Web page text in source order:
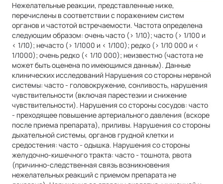
Нежелательные реакции, представленные ниже,
перечислены в соответствии с поражением систем
органов и частотой встречаемости. Частота определена
следующим образом: очень часто (> 1/10); часто (> 1/100 и
< 1/10); нечасто (> 1/1000 и < 1/100); редко (> 1/10 000 и <
1/1000); очень редко (< 1/10 000); неизвестно (частота не
может быть оценена по имеющимся данным). Данные
клинических исследований Нарушения со стороны нервной
системы: часто - головокружение, сонливость, нарушения
чувствительности (включая парестезии и снижение
чувствительности). Нарушения со стороны сосудов: часто
- преходящее повышение артериального давления (вскоре
после приема препарата), приливы. Нарушения со стороны
дыхательной системы, органов грудной клетки и
средостения: часто - одышка. Нарушения со стороны
желудочно-кишечного тракта: часто - тошнота, рвота
(причинно-следственная связь возникновения
нежелательных реакций с приемом препарата не